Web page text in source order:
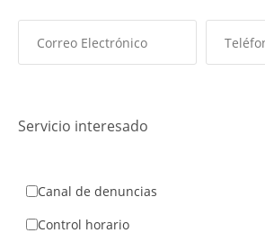
Servicio interesado
Canal de denuncias
Control horario